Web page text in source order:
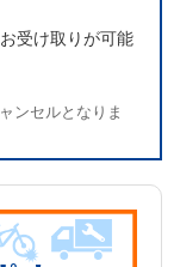
受け取りが可能
ンセルとなりま